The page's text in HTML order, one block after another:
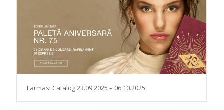
Farmasi Catalog 23.09.2025 – 06.10.2025